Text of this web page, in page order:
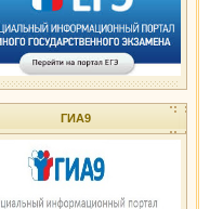
ГИА9